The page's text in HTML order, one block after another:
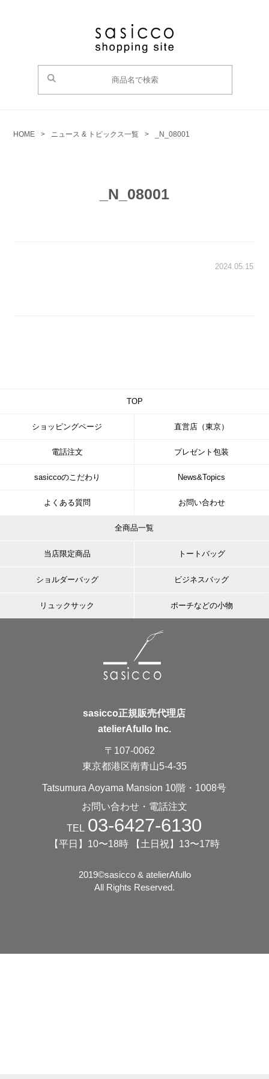
HOME > ニュース & トピックス一覧 > _N_08001
_N_08001
2024.05.15
TOP
ショッピングページ 直営店（東京）
電話注文 プレゼント包装
sasiccoのこだわり News&Topics
よくある質問 お問い合わせ
全商品一覧
当店限定商品 トートバッグ
ショルダーバッグ ビジネスバッグ
リュックサック ポーチなどの小物
sasicco正規販売代理店
atelierAfullo Inc.
〒107-0062
東京都港区南青山5-4-35
Tatsumura Aoyama Mansion 10階・1008号
お問い合わせ・電話注文
TEL 03-6427-6130
【平日】10〜18時 【土日祝】13〜17時
2019©️sasicco & atelierAfullo
All Rights Reserved.